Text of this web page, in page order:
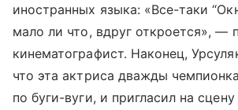
иностранных языка: «Все-таки
мало ли что, вдруг откроется», —
кинематографист. Наконец,
что эта актриса дважды
по буги-вуги, и пригласил на